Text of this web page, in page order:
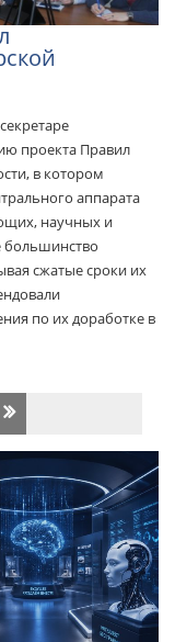
проекта Правил
в котором
аппарата
научных и
сжатые сроки их
по их доработке в